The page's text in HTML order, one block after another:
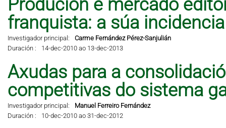
Produción e mercado
franquista: a súa
Investigador principal:
Carme Fernández Pérez-Sanjulián
Duración :
14-dec-2010 ao 13-dec-2013
Axudas para a
competitivas do sistema
Investigador principal:
Manuel Ferreiro Fernández
Duración :
10-dec-2010 ao 31-dec-2012